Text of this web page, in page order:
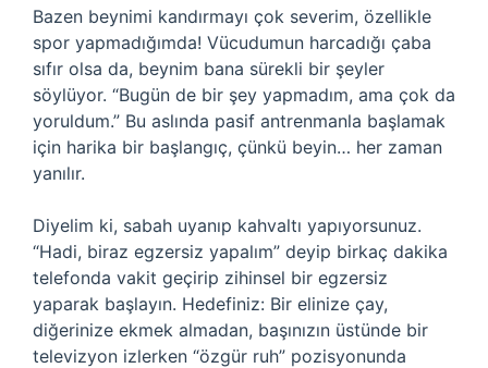
Bazen beynimi kandırmayı çok severim, özellikle
spor yapmadığımda! Vücudumun harcadığı çaba
sıfır olsa da, beynim bana sürekli bir şeyler
söylüyor. “Bugün de bir şey yapmadım, ama çok da
yoruldum.” Bu aslında pasif antrenmanla başlamak
için harika bir başlangıç, çünkü beyin… her zaman
yanılır.
Diyelim ki, sabah uyanıp kahvaltı yapıyorsunuz.
“Hadi, biraz egzersiz yapalım” deyip birkaç dakika
telefonda vakit geçirip zihinsel bir egzersiz
yaparak başlayın. Hedefiniz: Bir elinize çay,
diğerinize ekmek almadan, başınızın üstünde bir
televizyon izlerken “özgür ruh” pozisyonunda